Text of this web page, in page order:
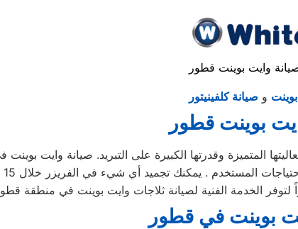
وايت بوينت قطور
و صيانة كلفينيتور
بوينت قطور
المتميزة وقدرتها الكبيرة على التبريد. صيانة وايت
الخدمة الفنية لصيانة ثلاجات وايت بوينت في منطقة
بوينت في قطور